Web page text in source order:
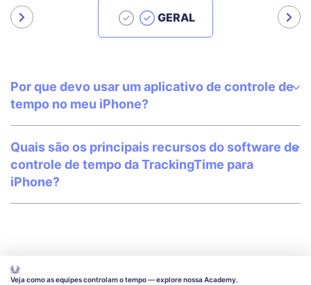
GERAL
Por que devo usar um aplicativo de controle de
tempo no meu iPhone?
Quais são os principais recursos do software de
controle de tempo da TrackingTime para
iPhone?
Veja como as equipes controlam o tempo — explore nossa Academy.